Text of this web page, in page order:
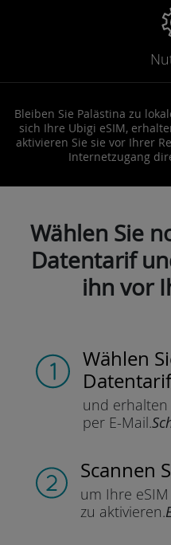
Bleiben Sie Palästina zu
sich Ihre Ubigi eSIM,
aktivieren Sie sie vor Ihrer
Internetzugang
Wählen Sie
Datentarif
ihn vor
Wählen
und
per E-Mail.
Scannen
um Ihre
zu aktivieren.